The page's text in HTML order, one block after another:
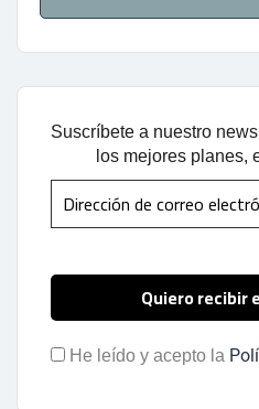
Suscríbete a nuestro
los mejores planes,
He leído y acepto la